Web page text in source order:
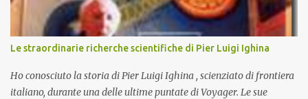
evoluzione. Una volta chiarita l'origine e il meccanismo di
formazione dell'Universo primordiale saremo qui di nuovo a
domandarci: perché esiste l'Universo? D'altra parte sono le
domande più affascinanti che ci attanagliano fin dalle prime
apparizioni della Specie Umana sulla terra. Ecco alcune delle più
affascinanti teo...
Le straordinarie richerche scientifiche di Pier Luigi Ighina
Ho conosciuto la storia di Pier Luigi Ighina , scienziato di frontiera
italiano, durante una delle ultime puntate di Voyager. Le sue